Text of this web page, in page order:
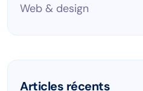
Web & design
Articles récents